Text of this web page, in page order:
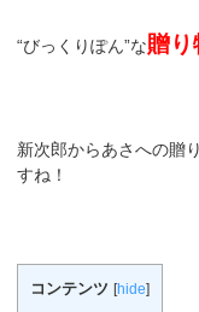
“びっくりぽん”な贈り
新次郎からあさへの贈
すね！
コンテンツ [hide]